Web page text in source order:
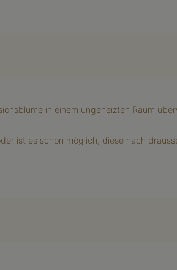
in einem ungeheizten Raum
ist es schon möglich, diese nach